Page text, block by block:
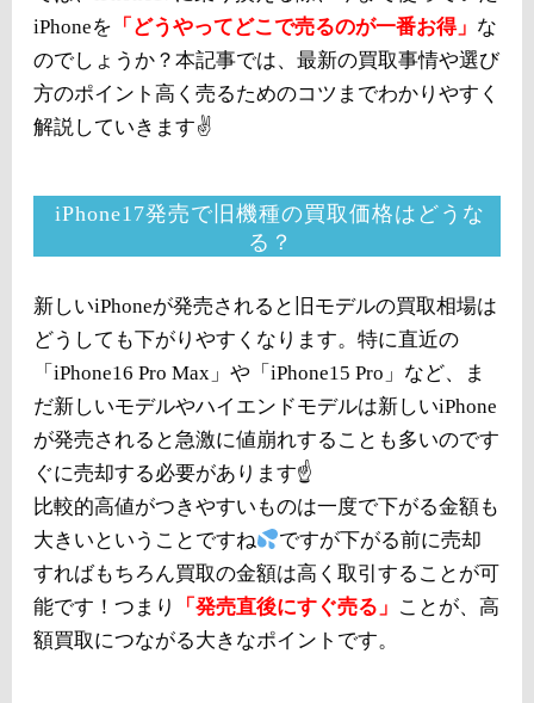
iPhoneを 「どうやってどこで売るのが一番お得」 な
のでしょうか？本記事では、最新の買取事情や選び
方のポイント高く売るためのコツまでわかりやすく
解説していきます✌️
iPhone17発売で旧機種の買取価格はどうな
る？
新しいiPhoneが発売されると旧モデルの買取相場は
どうしても下がりやすくなります。特に直近の
「iPhone16 Pro Max」や「iPhone15 Pro」など、ま
だ新しいモデルやハイエンドモデルは新しいiPhone
が発売されると急激に値崩れすることも多いのです
ぐに売却する必要があります☝️
比較的高値がつきやすいものは一度で下がる金額も
大きいということですね
ですが下がる前に売却
すればもちろん買取の金額は高く取引することが可
能です！つまり
「発売直後にすぐ売る」 ことが、高
額買取につながる大きなポイントです。